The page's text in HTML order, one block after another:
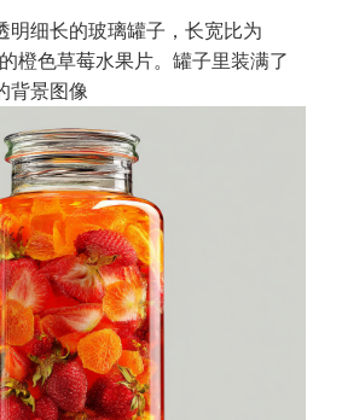
明细长的玻璃罐子，长宽比为
橙色草莓水果片。罐子里装满了
背景图像